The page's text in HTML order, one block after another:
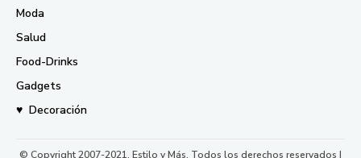
Moda
Salud
Food-Drinks
Gadgets
♥ Decoración
© Copyright 2007-2021, Estilo y Más, Todos los derechos reservados |